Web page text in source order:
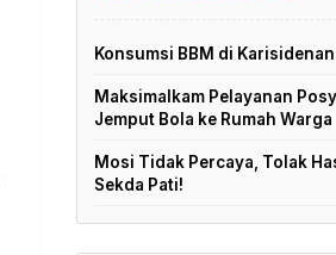
Konsumsi BBM di
Maksimalkam Pelayanan
Jemput Bola ke Rumah Warga
Mosi Tidak Percaya, Tolak
Sekda Pati!